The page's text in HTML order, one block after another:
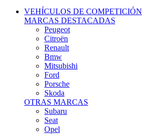
VEHÍCULOS DE COMPETICIÓN
MARCAS DESTACADAS
Peugeot
Citroën
Renault
Bmw
Mitsubishi
Ford
Porsche
Skoda
OTRAS MARCAS
Subaru
Seat
Opel